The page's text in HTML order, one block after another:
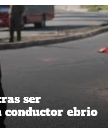
ser
conductor ebrio